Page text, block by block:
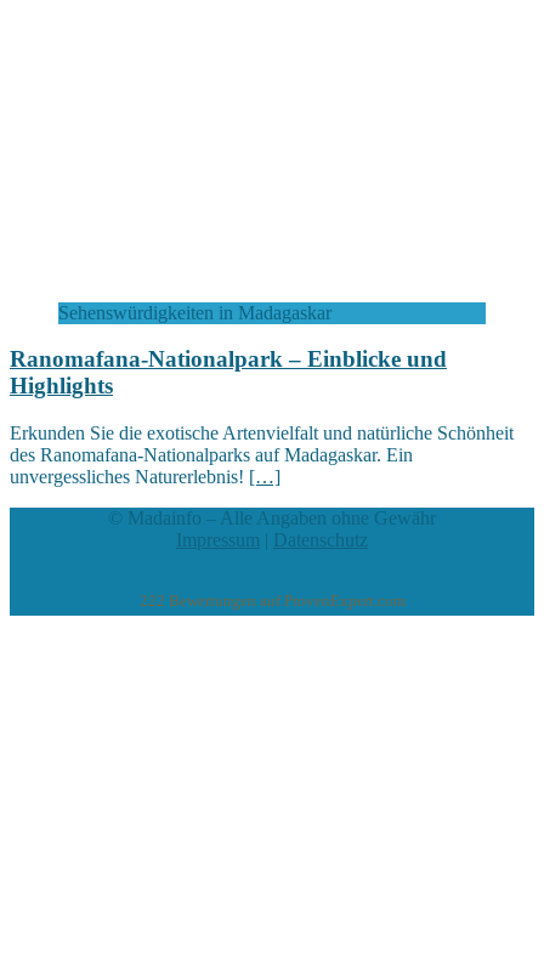
Sehenswürdigkeiten in Madagaskar
Ranomafana-Nationalpark – Einblicke und
Highlights
Erkunden Sie die exotische Artenvielfalt und natürliche Schönheit
des Ranomafana-Nationalparks auf Madagaskar. Ein
unvergessliches Naturerlebnis! […]
© Madainfo – Alle Angaben ohne Gewähr
Impressum | Datenschutz
222 Bewertungen auf ProvenExpert.com